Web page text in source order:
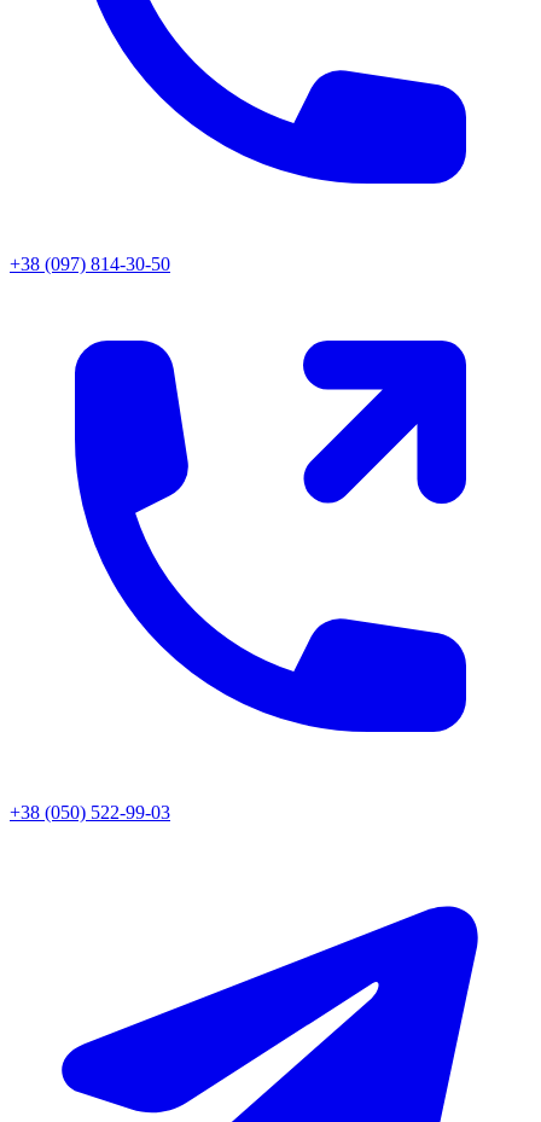
+38 (097) 814-30-50
+38 (050) 522-99-03